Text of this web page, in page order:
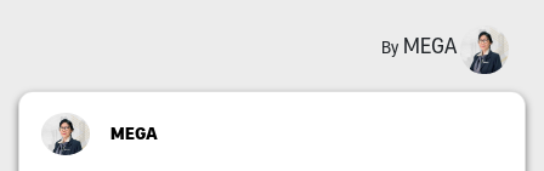
By MEGA
MEGA